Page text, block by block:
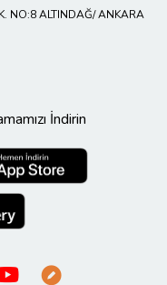
NO:8 ALTINDAĞ/ ANKARA
İndirin